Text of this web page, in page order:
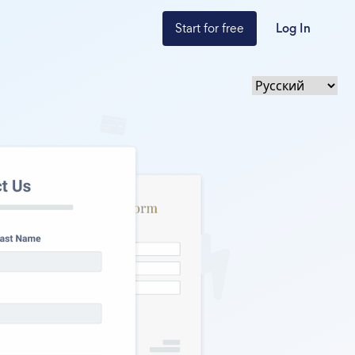
Start for free Log In